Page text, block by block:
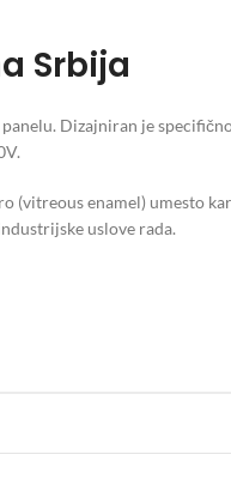
Srbija
Dizajniran je
enamel) umesto
uslove rada.